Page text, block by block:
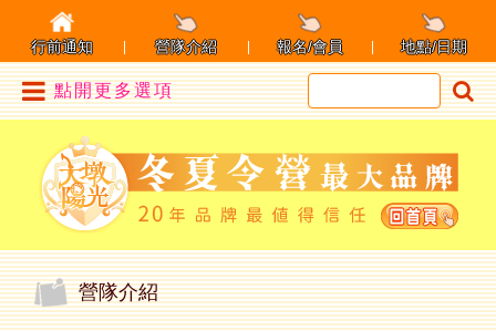
點開更多選項
行前通知 營隊介紹 報名/會員 地點/日期
營隊介紹